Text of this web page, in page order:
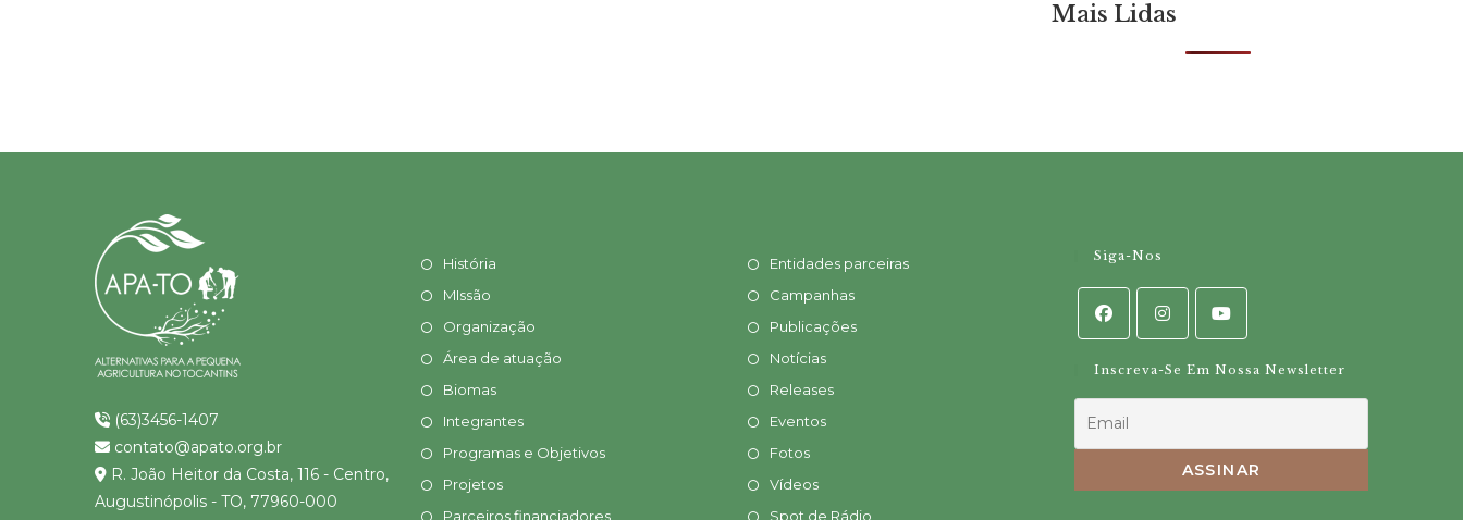
Mais Lidas
(63)3456-1407
contato@apato.org.br
R. João Heitor da Costa, 116 - Centro,
Augustinópolis - TO, 77960-000
História
MIssão
Organização
Área de atuação
Biomas
Integrantes
Programas e Objetivos
Projetos
Parceiros financiadores
Entidades parceiras
Campanhas
Publicações
Notícias
Releases
Eventos
Fotos
Vídeos
Spot de Rádio
Siga-Nos
Inscreva-Se Em Nossa Newsletter